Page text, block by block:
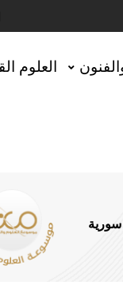
العلوم
سورية